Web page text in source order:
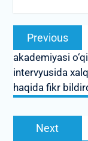
Post
menyusi
Previous
akademiyasi
intervyusida
haqida fikr
Next